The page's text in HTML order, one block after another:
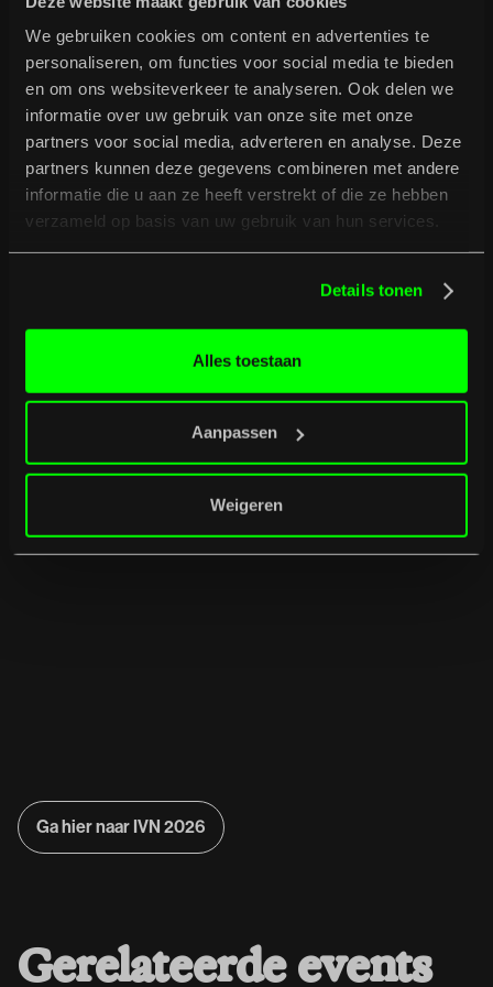
We gebruiken cookies om content en advertenties te
personaliseren, om functies voor social media te bieden
en om ons websiteverkeer te analyseren. Ook delen we
informatie over uw gebruik van onze site met onze
partners voor social media, adverteren en analyse. Deze
partners kunnen deze gegevens combineren met andere
informatie die u aan ze heeft verstrekt of die ze hebben
verzameld op basis van uw gebruik van hun services.
Details tonen
Alles toestaan
Aanpassen
Weigeren
Ga hier naar IVN 2026
Gerelateerde events